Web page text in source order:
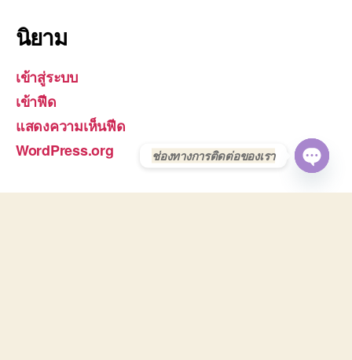
นิยาม
เข้าสู่ระบบ
เข้าฟีด
แสดงความเห็นฟีด
WordPress.org
ช่องทางการติดต่อของเรา
P